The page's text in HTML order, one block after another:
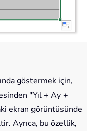
göstermek için,
"Yıl + Ay +
ekran görüntüsünde
Ayrıca, bu özellik,